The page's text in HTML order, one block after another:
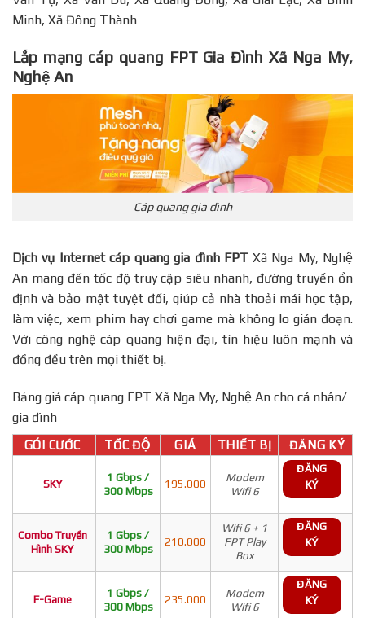
Minh, Xã Đông Thành
Lắp mạng cáp quang FPT Gia Đình Xã Nga My,
Nghệ An
Cáp quang gia đình
Dịch vụ Internet cáp quang gia đình FPTXã Nga My, Nghệ
An mang đến tốc độ truy cập siêu nhanh, đường truyền ổn
định và bảo mật tuyệt đối, giúp cả nhà thoải mái học tập,
làm việc, xem phim hay chơi game mà không lo gián đoạn.
Với công nghệ cáp quang hiện đại, tín hiệu luôn mạnh và
đồng đều trên mọi thiết bị.
Bảng giá cáp quang FPT Xã Nga My, Nghệ An cho cá nhân/
gia đình
GÓI CƯỚC TỐC ĐỘ GIÁ THIẾT BỊ ĐĂNG KÝ
SKY
1 Gbps /
300 Mbps
195.000
Modem
Wifi 6
ĐĂNG
KÝ
Combo Truyền
Hình SKY
1 Gbps /
300 Mbps
210.000
Wifi 6 + 1
FPT Play
Box
ĐĂNG
KÝ
F-Game
1 Gbps /
300 Mbps
235.000
Modem
Wifi 6
ĐĂNG
KÝ